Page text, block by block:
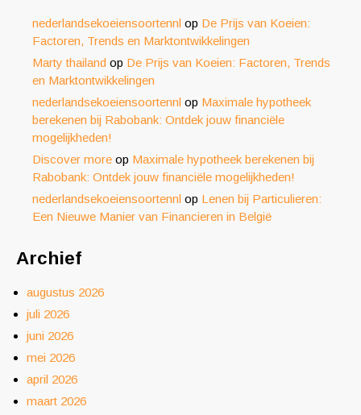
nederlandsekoeiensoortennl op De Prijs van Koeien:
Factoren, Trends en Marktontwikkelingen
Marty thailand op De Prijs van Koeien: Factoren, Trends
en Marktontwikkelingen
nederlandsekoeiensoortennl op Maximale hypotheek
berekenen bij Rabobank: Ontdek jouw financiële
mogelijkheden!
Discover more op Maximale hypotheek berekenen bij
Rabobank: Ontdek jouw financiële mogelijkheden!
nederlandsekoeiensoortennl op Lenen bij Particulieren:
Een Nieuwe Manier van Financieren in België
Archief
augustus 2026
juli 2026
juni 2026
mei 2026
april 2026
maart 2026